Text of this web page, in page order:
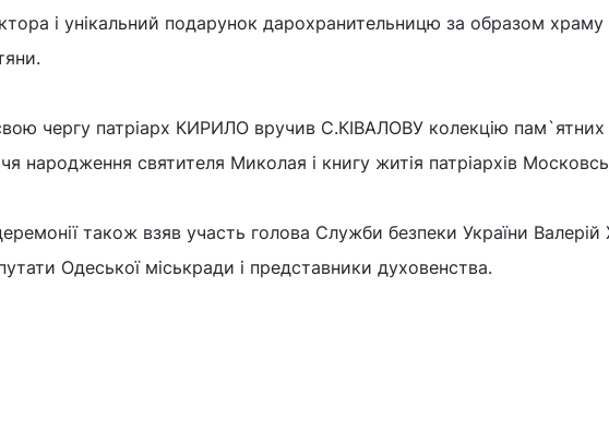
і унікальний подарунок дарохранительницю за образом храму
чергу патріарх КИРИЛО вручив С.КІВАЛОВУ колекцію
народження святителя Миколая і книгу житія патріархів
також взяв участь голова Служби безпеки України
Одеської міськради і представники духовенства.